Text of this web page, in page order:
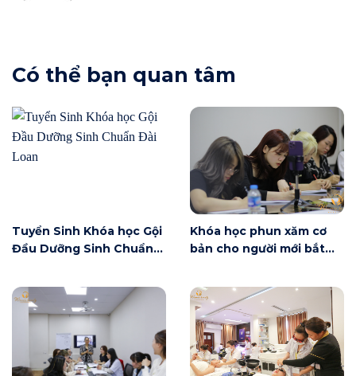
Có thể bạn quan tâm
Tuyển Sinh Khóa học Gội
Đầu Dưỡng Sinh Chuẩn
Khóa học phun xăm cơ
bản cho người mới bắt
có gì?